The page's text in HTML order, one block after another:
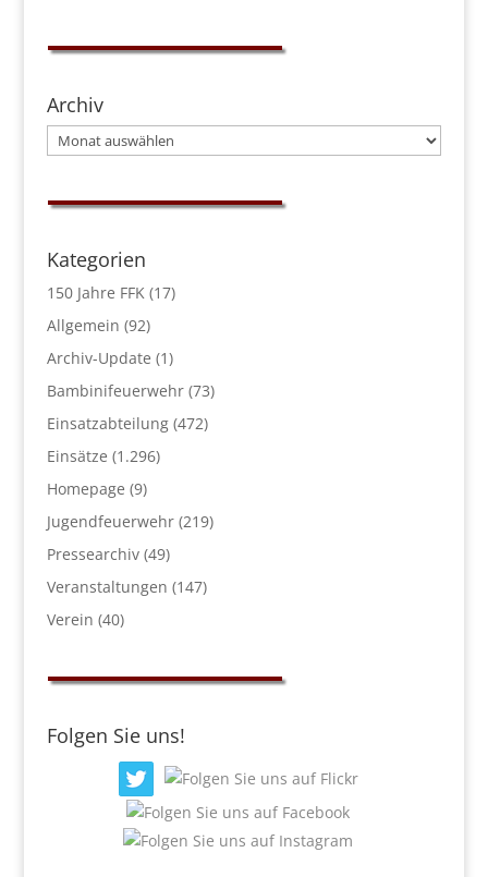
Archiv
Archiv
Kategorien
150 Jahre FFK(17)
Allgemein (92)
Archiv-Update (1)
Bambinifeuerwehr(73)
Einsatzabteilung(472)
Einsätze (1.296)
Homepage (9)
Jugendfeuerwehr(219)
Pressearchiv(49)
Veranstaltungen (147)
Verein (40)
Folgen Sie uns!